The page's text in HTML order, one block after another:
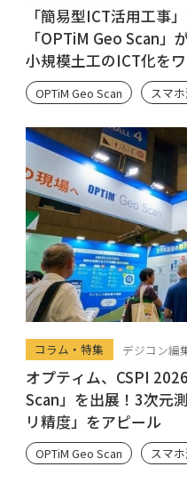
「簡易型ICT活用工事
「OPTiM Geo Scan」
小規模土工のICT化を
OPTiM Geo Scan スマ
コラム・特集 デジコン編
オプティム、CSPI
Scan」を出展！3次元
リ精度」をアピール
OPTiM Geo Scan スマ